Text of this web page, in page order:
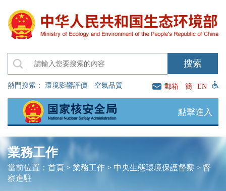
熱門搜索： 環境影響評價 空氣品質 郵箱 簡 EN
點擊進入
業務工作
當前位置： 首頁> 業務工作> 中央生態環境保護督察 > 督
察進駐